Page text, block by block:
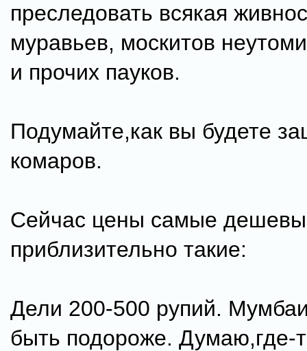
преследовать всякая
муравьев, москитов
и прочих пауков.
Подумайте,как вы будете
комаров.
Сейчас цены самые
приблизительно такие:
Дели 200-500 рупий.
быть подороже. Думаю,где-